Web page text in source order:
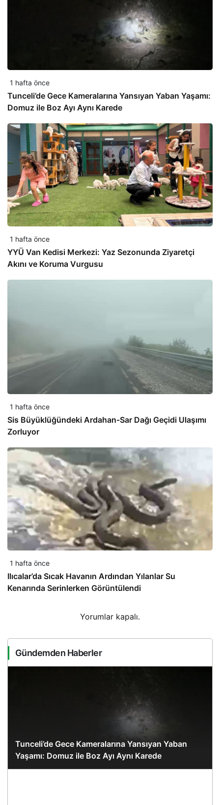
1 hafta önce
Tunceli’de Gece Kameralarına Yansıyan Yaban Yaşamı:
Domuz ile Boz Ayı Aynı Karede
1 hafta önce
YYÜ Van Kedisi Merkezi: Yaz Sezonunda Ziyaretçi
Akını ve Koruma Vurgusu
1 hafta önce
Sis Büyüklüğündeki Ardahan-Sar Dağı Geçidi Ulaşımı
Zorluyor
1 hafta önce
Ilıcalar’da Sıcak Havanın Ardından Yılanlar Su
Kenarında Serinlerken Görüntülendi
Yorumlar kapalı.
Gündemden Haberler
Tunceli’de Gece Kameralarına Yansıyan Yaban
Yaşamı: Domuz ile Boz Ayı Aynı Karede